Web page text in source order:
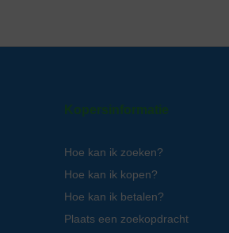
Kopersinformatie
Hoe kan ik zoeken?
Hoe kan ik kopen?
Hoe kan ik betalen?
Plaats een zoekopdracht